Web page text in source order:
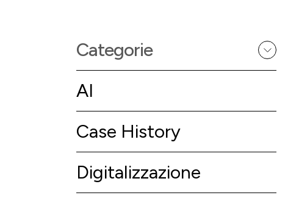
Categorie
AI
Case History
Digitalizzazione